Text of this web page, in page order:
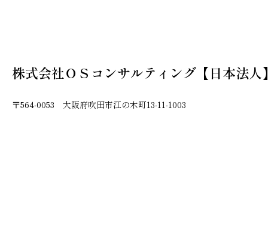
株式会社ＯＳコンサルティング【日本法人
〒564-0053 大阪府吹田市江の木町13-11-1003